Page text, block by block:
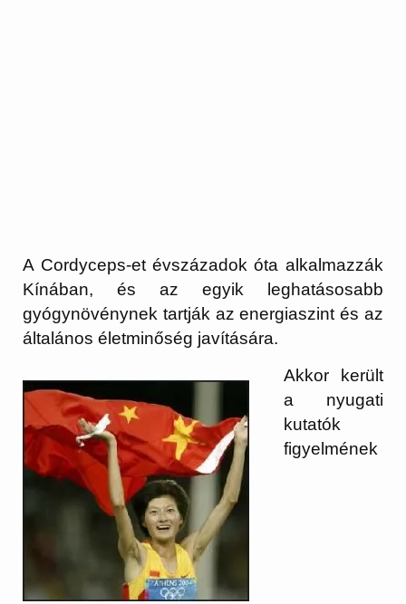
A Cordyceps-et évszázadok óta alkalmazzák
Kínában, és az egyik leghatásosabb
gyógynövénynek tartják az energiaszint és az
általános életminőség javítására.
Akkor került
a nyugati
kutatók
figyelmének